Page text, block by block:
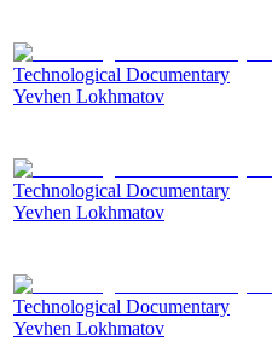
Technological Documentary
Yevhen Lokhmatov
Technological Documentary
Yevhen Lokhmatov
Technological Documentary
Yevhen Lokhmatov